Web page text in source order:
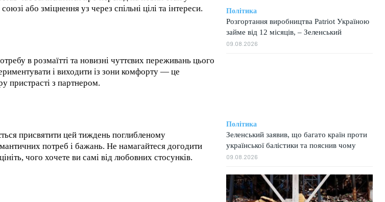
або зміцнення уз через спільні цілі та інтереси.
в розмаїтті та новизні чуттєвих переживань цього
і виходити із зони комфорту — це
пристрасті з партнером.
присвятити цей тиждень поглибленому
потреб і бажань. Не намагайтеся догодити
чого хочете ви самі від любовних стосунків.
Політика
Розгортання виробництва Patriot Україною
займе від 12 місяців, – Зеленський
09.08.2026
Політика
Зеленський заявив, що багато країн проти
української балістики та пояснив чому
09.08.2026